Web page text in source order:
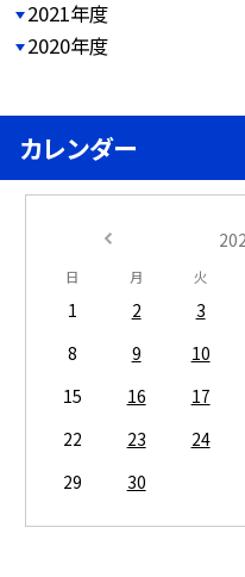
2021年度
2020年度
カレンダー
日 月 火
1 2 3
8
9 10
15
16 17
22
23 24
29
30